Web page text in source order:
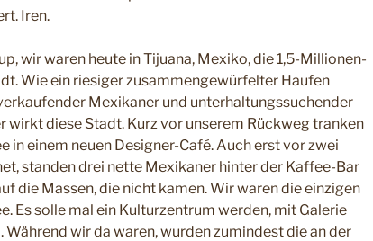
Iren.
wir waren heute in Tijuana, Mexiko, die 1,5-Millionen-
Wie ein riesiger zusammengewürfelter Haufen
Mexikaner und unterhaltungssuchender
wirkt diese Stadt. Kurz vor unserem Rückweg tranken
in einem neuen Designer-Café. Auch erst vor zwei
standen drei nette Mexikaner hinter der Kaffee-Bar
die Massen, die nicht kamen. Wir waren die einzigen
Es solle mal ein Kulturzentrum werden, mit Galerie
Während wir da waren, wurden zumindest die an der